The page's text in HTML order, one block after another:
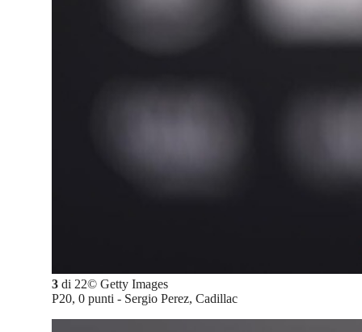
3 di 22© Getty Images
P20, 0 punti - Sergio Perez, Cadillac